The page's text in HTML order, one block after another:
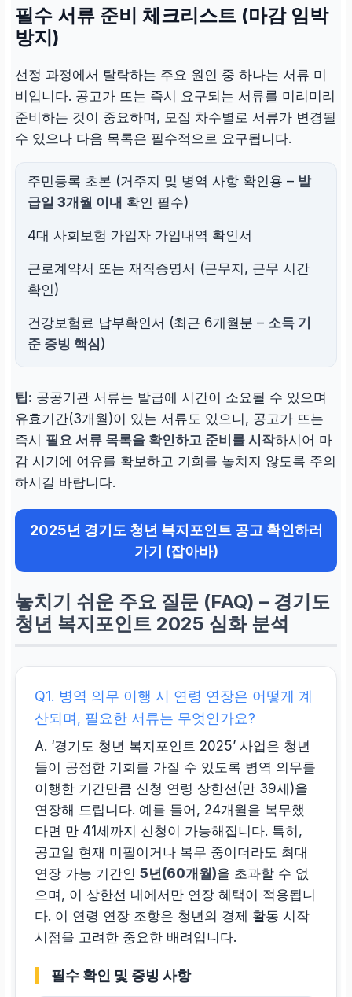
필수 서류 준비 체크리스트 (마감 임박
방지)
선정 과정에서 탈락하는 주요 원인 중 하나는 서류 미
비입니다. 공고가 뜨는 즉시 요구되는 서류를 미리미리
준비하는 것이 중요하며, 모집 차수별로 서류가 변경될
수 있으나 다음 목록은 필수적으로 요구됩니다.
주민등록 초본 (거주지 및 병역 사항 확인용 – 발
급일 3개월 이내 확인 필수)
4대 사회보험 가입자 가입내역 확인서
근로계약서 또는 재직증명서 (근무지, 근무 시간
확인)
건강보험료 납부확인서 (최근 6개월분 – 소득 기
준 증빙 핵심)
팁: 공공기관 서류는 발급에 시간이 소요될 수 있으며
유효기간(3개월)이 있는 서류도 있으니, 공고가 뜨는
즉시 필요 서류 목록을 확인하고 준비를 시작하시어 마
감 시기에 여유를 확보하고 기회를 놓치지 않도록 주의
하시길 바랍니다.
2025년 경기도 청년 복지포인트 공고 확인하러
가기 (잡아바)
놓치기 쉬운 주요 질문 (FAQ) – 경기도
청년 복지포인트 2025 심화 분석
Q1. 병역 의무 이행 시 연령 연장은 어떻게 계
산되며, 필요한 서류는 무엇인가요?
A. ‘경기도 청년 복지포인트 2025’ 사업은 청년
들이 공정한 기회를 가질 수 있도록 병역 의무를
이행한 기간만큼 신청 연령 상한선(만 39세)을
연장해 드립니다. 예를 들어, 24개월을 복무했
다면 만 41세까지 신청이 가능해집니다. 특히,
공고일 현재 미필이거나 복무 중이더라도 최대
연장 가능 기간인 5년(60개월)을 초과할 수 없
으며, 이 상한선 내에서만 연장 혜택이 적용됩니
다. 이 연령 연장 조항은 청년의 경제 활동 시작
시점을 고려한 중요한 배려입니다.
필수 확인 및 증빙 사항